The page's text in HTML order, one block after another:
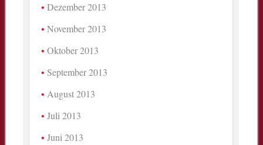
Dezember 2013
November 2013
Oktober 2013
September 2013
August 2013
Juli 2013
Juni 2013